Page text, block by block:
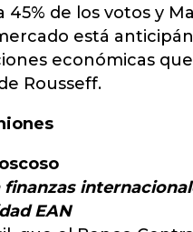
de los votos y
está
económicas
Rousseff.
EAN